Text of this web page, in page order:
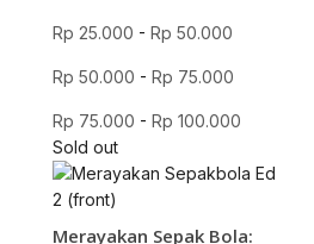
Rp 25.000 -Rp 50.000
Rp 50.000 -Rp 75.000
Rp 75.000 -Rp 100.000
Sold out
Merayakan Sepak Bola: